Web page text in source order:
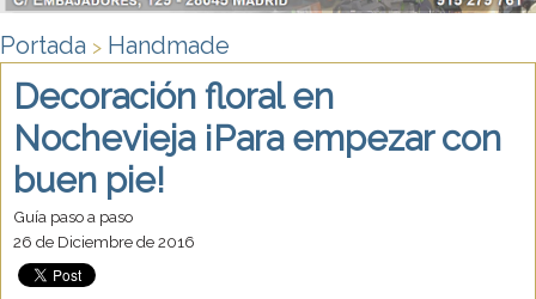
Portada > Handmade
Decoración floral en
Nochevieja ¡Para empezar con
buen pie!
Guía paso a paso
26 de Diciembre de 2016